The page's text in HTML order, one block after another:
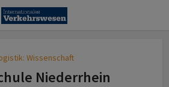
Wissenschaft
Niederrhein